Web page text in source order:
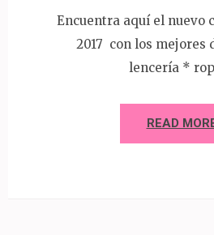
Encuentra aquí el nuevo
2017 con los mejores
lencería *
READ